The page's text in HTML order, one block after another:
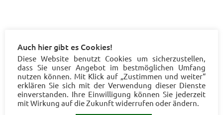
Auch hier gibt es Cookies!
Diese Website benutzt Cookies um sicherzustellen,
dass Sie unser Angebot im bestmöglichen Umfang
nutzen können. Mit Klick auf „Zustimmen und weiter“
erklären Sie sich mit der Verwendung dieser Dienste
einverstanden. Ihre Einwilligung können Sie jederzeit
mit Wirkung auf die Zukunft widerrufen oder ändern.